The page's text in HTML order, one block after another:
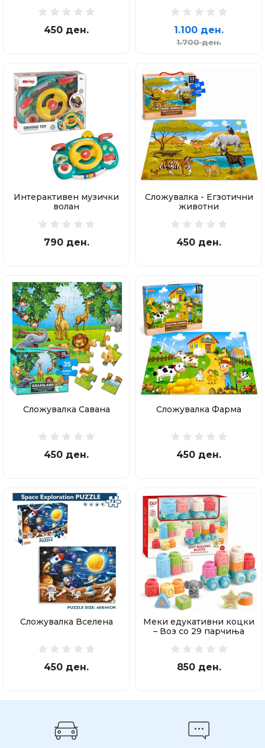
450 ден. 1.100 ден.
1.700 ден.
Интерактивен музички
волан
790 ден.
Сложувалка - Егзотични
животни
450 ден.
Сложувалка Савана
450 ден.
Сложувалка Фарма
450 ден.
Сложувалка Вселена
450 ден.
Меки едукативни коцки
– Воз со 29 парчиња
850 ден.